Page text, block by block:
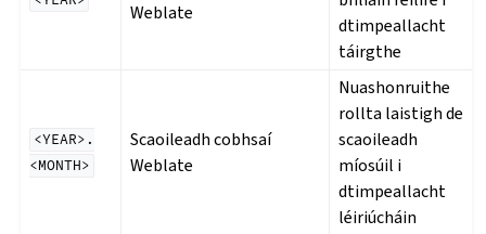
Weblate
dtimpeallacht
táirgthe
<YEAR>.
<MONTH>
Scaoileadh cobhsaí
Weblate
Nuashonruithe
rollta laistigh de
scaoileadh
míosúil i
dtimpeallacht
léiriúcháin